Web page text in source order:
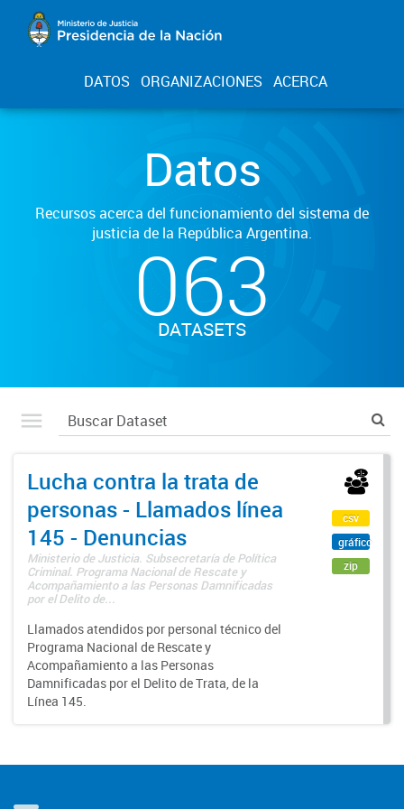
DATOS ORGANIZACIONES ACERCA
Datos
Recursos acerca del funcionamiento del sistema de
justicia de la República Argentina.
063
DATASETS
Lucha contra la trata de
personas - Llamados línea
145 - Denuncias
Ministerio de Justicia. Subsecretaría de Política
Criminal. Programa Nacional de Rescate y
Acompañamiento a las Personas Damnificadas
por el Delito de...
Llamados atendidos por personal técnico del
Programa Nacional de Rescate y
Acompañamiento a las Personas
Damnificadas por el Delito de Trata, de la
Línea 145.
csv
gráfico
zip